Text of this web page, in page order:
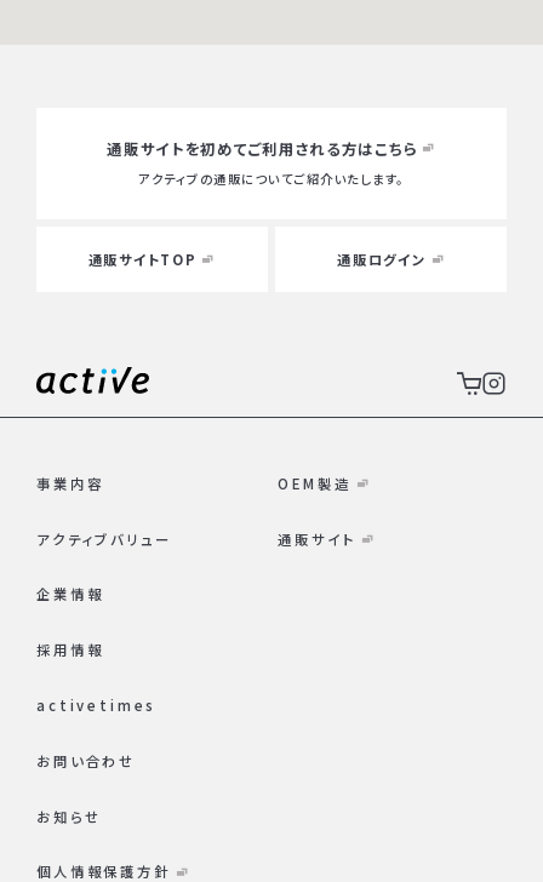
通販サイトを初めてご利用される方はこちら
アクティブの通販についてご紹介いたします。
通販サイトTOP 通販ログイン
事業内容
アクティブバリュー
企業情報
採用情報
activetimes
お問い合わせ
お知らせ
個人情報保護方針
OEM製造
通販サイト